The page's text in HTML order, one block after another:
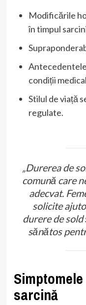
Modificările
în timpul
condiții
Stilul de viață
regulate.
„Durerea de
comună care
adecvat.
solicite
durere de
sănătos
sarcină